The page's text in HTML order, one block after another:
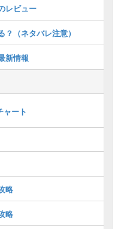
レビュー
（ネタバレ注意）
新情報
ート
略
略